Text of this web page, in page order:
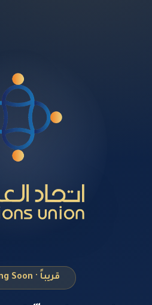
قريباً · Coming Soon